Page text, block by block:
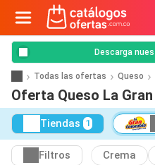
Descarga
Todas las ofertas Queso
Oferta Queso La
Tiendas 1
Filtros Crema